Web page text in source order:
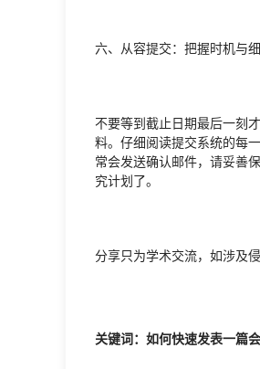
六、从容提交：把握时机与
不要等到截止日期最后一刻
料。仔细阅读提交系统的每
常会发送确认邮件，请妥善
究计划了。
分享只为学术交流，如涉及
关键词：如何快速发表一篇